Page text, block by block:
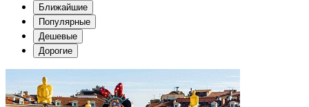
Ближайшие
Популярные
Дешевые
Дорогие